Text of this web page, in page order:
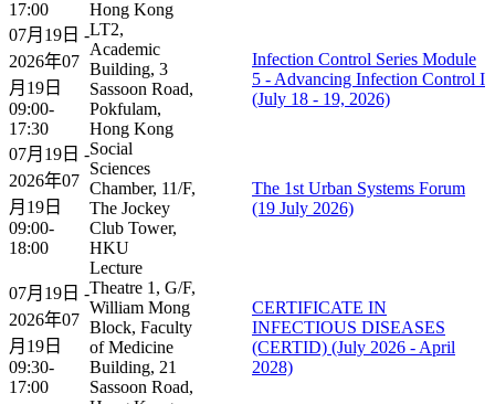
17:00
Hong Kong
07月19日 -
2026年07
月19日
09:00-
17:30
LT2,
Academic
Building, 3
Sassoon Road,
Pokfulam,
Hong Kong
Infection Control Series Module
5 - Advancing Infection Control I
(July 18 - 19, 2026)
07月19日 -
2026年07
月19日
09:00-
18:00
Social
Sciences
Chamber, 11/F,
The Jockey
Club Tower,
HKU
The 1st Urban Systems Forum
(19 July 2026)
07月19日 -
2026年07
月19日
09:30-
17:00
Lecture
Theatre 1, G/F,
William Mong
Block, Faculty
of Medicine
Building, 21
Sassoon Road,
CERTIFICATE IN
INFECTIOUS DISEASES
(CERTID) (July 2026 - April
2028)